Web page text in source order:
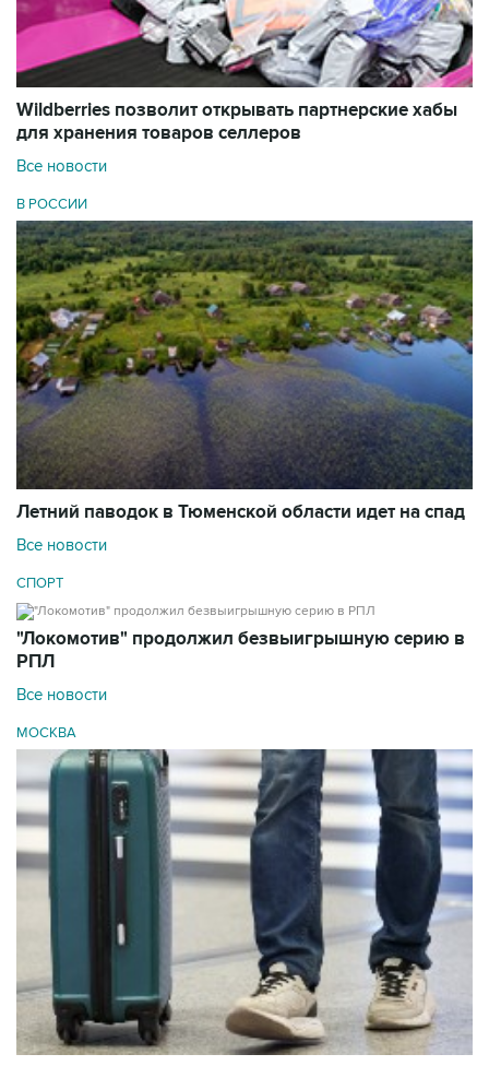
Wildberries позволит открывать партнерские хабы
для хранения товаров селлеров
Все новости
В РОССИИ
Летний паводок в Тюменской области идет на спад
Все новости
СПОРТ
"Локомотив" продолжил безвыигрышную серию в
РПЛ
Все новости
МОСКВА